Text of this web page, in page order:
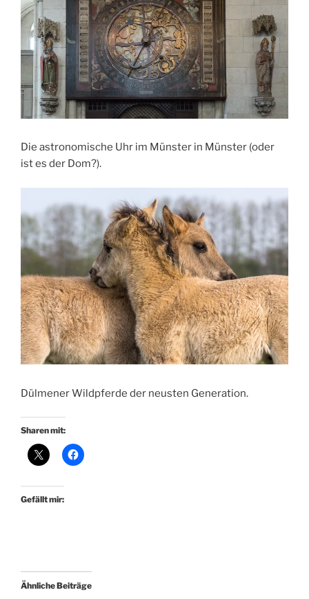
Die astronomische Uhr im Münster in Münster (oder
ist es der Dom?).
Dülmener Wildpferde der neusten Generation.
Sharen mit:
Gefällt mir:
Ähnliche Beiträge